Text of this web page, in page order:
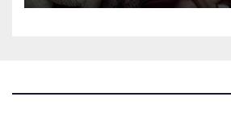
todos los gustos